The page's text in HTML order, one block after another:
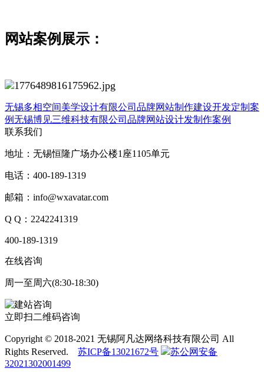
网站案例展示：
无锡多相空间美学设计有限公司品牌网站制作建设开发定制案
例无锡博见三维科技有限公司品牌网站设计发制作案例
联系我们
地址： 无锡恒隆广场办公楼1座1105单元
电话： 400-189-1319
邮箱： info@wxavatar.com
Q Q： 2242241319
400-189-1319
在线咨询
周一至周六(8:30-18:30)
立即扫二维码咨询
Copyright © 2018-2021 无锡阿凡达网络科技有限公司 All
Rights Reserved. 苏ICP备13021672号
苏公网安备
32021302001499